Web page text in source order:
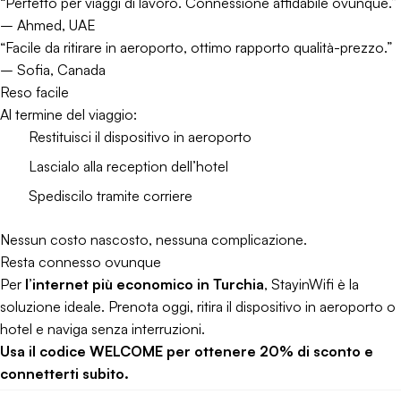
– Ahmed, UAE
“Facile da ritirare in aeroporto, ottimo rapporto qualità-prezzo.”
– Sofia, Canada
Reso facile
Al termine del viaggio:
Restituisci il dispositivo in aeroporto
Lascialo alla reception dell’hotel
Spediscilo tramite corriere
Nessun costo nascosto, nessuna complicazione.
Resta connesso ovunque
Per l’internet più economico in Turchia, StayinWifi è la
soluzione ideale. Prenota oggi, ritira il dispositivo in aeroporto o
hotel e naviga senza interruzioni.
Usa il codice WELCOME per ottenere 20% di sconto e
connetterti subito.